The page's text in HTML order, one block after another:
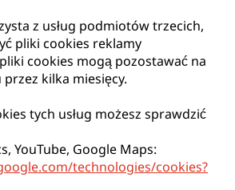
z usług podmiotów trzecich,
pliki cookies reklamy
cookies mogą pozostawać na
kilka miesięcy.
tych usług możesz sprawdzić
YouTube, Google Maps:
technologies/cookies?